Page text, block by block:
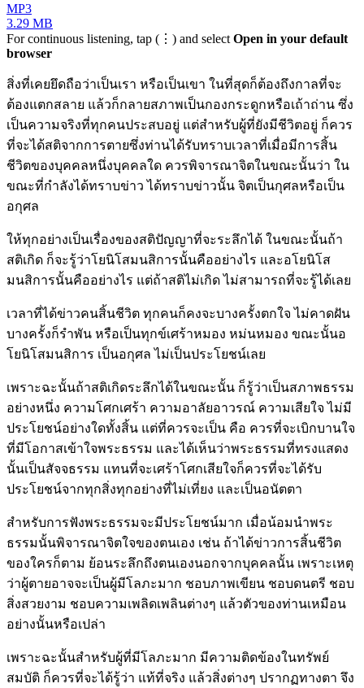
MP3
3.29 MB
For continuous listening, tap (⋮) and select Open in your default
browser
สิ่งที่เคยยึดถือว่าเป็นเรา หรือเป็นเขา ในที่สุดก็ต้องถึงกาลที่จะ
ต้องแตกสลาย แล้วก็กลายสภาพเป็นกองกระดูกหรือเถ้าถ่าน ซึ่ง
เป็นความจริงที่ทุกคนประสบอยู่ แต่สำหรับผู้ที่ยังมีชีวิตอยู่ ก็ควร
ที่จะได้สติจากการตายซึ่งท่านได้รับทราบเวลาที่เมื่อมีการสิ้น
ชีวิตของบุคคลหนึ่งบุคคลใด ควรพิจารณาจิตในขณะนั้นว่า ใน
ขณะที่กำลังได้ทราบข่าว ได้ทราบข่าวนั้น จิตเป็นกุศลหรือเป็น
อกุศล
ให้ทุกอย่างเป็นเรื่องของสติปัญญาที่จะระลึกได้ ในขณะนั้นถ้า
สติเกิด ก็จะรู้ว่าโยนิโสมนสิการนั้นคืออย่างไร และอโยนิโส
มนสิการนั้นคืออย่างไร แต่ถ้าสติไม่เกิด ไม่สามารถที่จะรู้ได้เลย
เวลาที่ได้ข่าวคนสิ้นชีวิต ทุกคนก็คงจะบางครั้งตกใจ ไม่คาดฝัน
บางครั้งก็รำพัน หรือเป็นทุกข์เศร้าหมอง หม่นหมอง ขณะนั้นอ
โยนิโสมนสิการ เป็นอกุศล ไม่เป็นประโยชน์เลย
เพราะฉะนั้นถ้าสติเกิดระลึกได้ในขณะนั้น ก็รู้ว่าเป็นสภาพธรรม
อย่างหนึ่ง ความโศกเศร้า ความอาลัยอาวรณ์ ความเสียใจ ไม่มี
ประโยชน์อย่างใดทั้งสิ้น แต่ที่ควรจะเป็น คือ ควรที่จะเบิกบานใจ
ที่มีโอกาสเข้าใจพระธรรม และได้เห็นว่าพระธรรมที่ทรงแสดง
นั้นเป็นสัจจธรรม แทนที่จะเศร้าโศกเสียใจก็ควรที่จะได้รับ
ประโยชน์จากทุกสิ่งทุกอย่างที่ไม่เที่ยง และเป็นอนัตตา
สำหรับการฟังพระธรรมจะมีประโยชน์มาก เมื่อน้อมนำพระ
ธรรมนั้นพิจารณาจิตใจของตนเอง เช่น ถ้าได้ข่าวการสิ้นชีวิต
ของใครก็ตาม ย้อนระลึกถึงตนเองนอกจากบุคคลนั้น เพราะเหตุ
ว่าผู้ตายอาจจะเป็นผู้มีโลภะมาก ชอบภาพเขียน ชอบดนตรี ชอบ
สิ่งสวยงาม ชอบความเพลิดเพลินต่างๆ แล้วตัวของท่านเหมือน
อย่างนั้นหรือเปล่า
เพราะฉะนั้นสำหรับผู้ที่มีโลภะมาก มีความติดข้องในทรัพย์
สมบัติ ก็ควรที่จะได้รู้ว่า แท้ที่จริง แล้วสิ่งต่างๆ ปรากฏทางตา จึง